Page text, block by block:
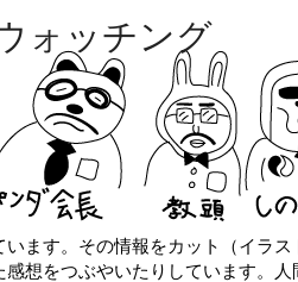
ォッチング
ます。その情報をカット（イラス
想をつぶやいたりしています。人